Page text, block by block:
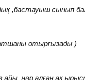
сынып
отырғызады )
айы нәр алған ақ